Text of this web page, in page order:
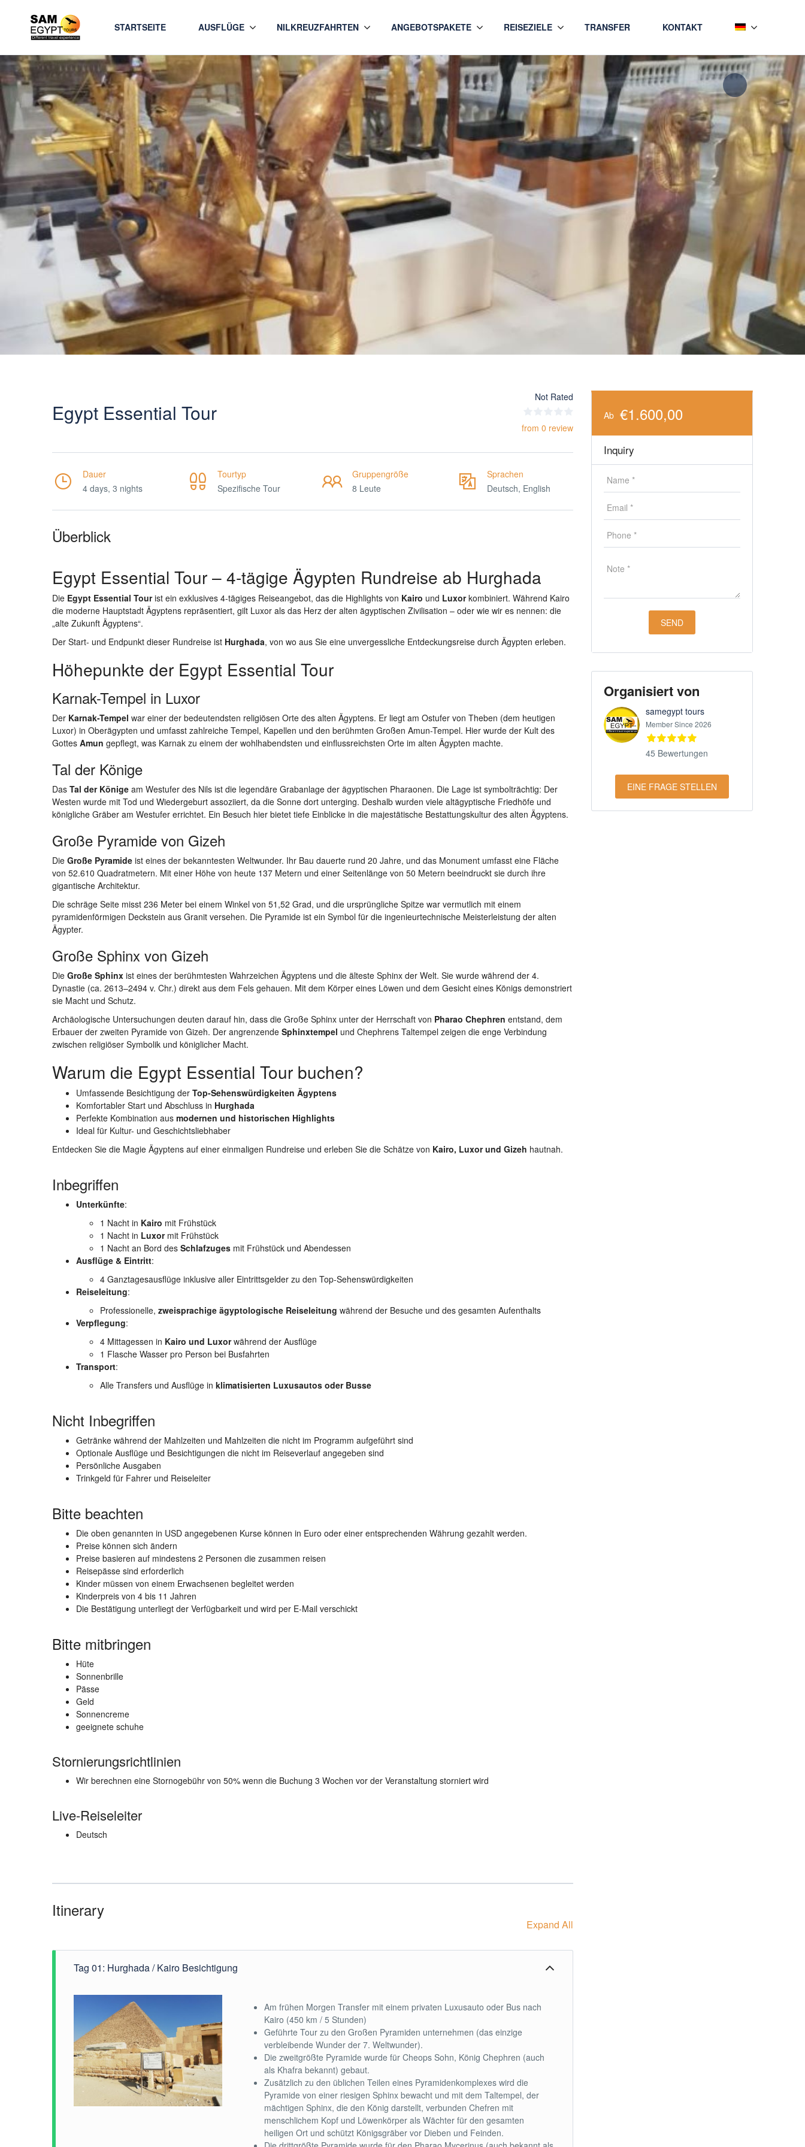
STARTSEITE AUSFLÜGE NILKREUZFAHRTEN ANGEBOTSPAKETE REISEZIELE TRANSFER KONTAKT
Egypt Essential Tour
Not Rated
from 0 review
Dauer
4 days, 3 nights
Tourtyp
Spezifische Tour
Gruppengröße
8 Leute
Sprachen
Deutsch, English
Überblick
Egypt Essential Tour – 4-tägige Ägypten Rundreise ab Hurghada
Die Egypt Essential Tourist ein exklusives 4-tägiges Reiseangebot, das die Highlights von Kairo und Luxorkombiniert. Während Kairo
die moderne Hauptstadt Ägyptens repräsentiert, gilt Luxor als das Herz der alten ägyptischen Zivilisation – oder wie wir es nennen: die
„alte Zukunft Ägyptens“.
Der Start- und Endpunkt dieser Rundreise ist Hurghada, von wo aus Sie eine unvergessliche Entdeckungsreise durch Ägypten erleben.
Höhepunkte der Egypt Essential Tour
Karnak-Tempel in Luxor
Der Karnak-Tempel war einer der bedeutendsten religiösen Orte des alten Ägyptens. Er liegt am Ostufer von Theben (dem heutigen
Luxor) in Oberägypten und umfasst zahlreiche Tempel, Kapellen und den berühmten Großen Amun-Tempel. Hier wurde der Kult des
Gottes Amun gepflegt, was Karnak zu einem der wohlhabendsten und einflussreichsten Orte im alten Ägypten machte.
Tal der Könige
Das Tal der Könige am Westufer des Nils ist die legendäre Grabanlage der ägyptischen Pharaonen. Die Lage ist symbolträchtig: Der
Westen wurde mit Tod und Wiedergeburt assoziiert, da die Sonne dort unterging. Deshalb wurden viele altägyptische Friedhöfe und
königliche Gräber am Westufer errichtet. Ein Besuch hier bietet tiefe Einblicke in die majestätische Bestattungskultur des alten Ägyptens.
Große Pyramide von Gizeh
Die Große Pyramide ist eines der bekanntesten Weltwunder. Ihr Bau dauerte rund 20 Jahre, und das Monument umfasst eine Fläche
von 52.610 Quadratmetern. Mit einer Höhe von heute 137 Metern und einer Seitenlänge von 50 Metern beeindruckt sie durch ihre
gigantische Architektur.
Die schräge Seite misst 236 Meter bei einem Winkel von 51,52 Grad, und die ursprüngliche Spitze war vermutlich mit einem
pyramidenförmigen Deckstein aus Granit versehen. Die Pyramide ist ein Symbol für die ingenieurtechnische Meisterleistung der alten
Ägypter.
Große Sphinx von Gizeh
Die Große Sphinx ist eines der berühmtesten Wahrzeichen Ägyptens und die älteste Sphinx der Welt. Sie wurde während der 4.
Dynastie (ca. 2613–2494 v. Chr.) direkt aus dem Fels gehauen. Mit dem Körper eines Löwen und dem Gesicht eines Königs demonstriert
sie Macht und Schutz.
Archäologische Untersuchungen deuten darauf hin, dass die Große Sphinx unter der Herrschaft von Pharao Chephren entstand, dem
Erbauer der zweiten Pyramide von Gizeh. Der angrenzende Sphinxtempel und Chephrens Taltempel zeigen die enge Verbindung
zwischen religiöser Symbolik und königlicher Macht.
Warum die Egypt Essential Tour buchen?
Umfassende Besichtigung der Top-Sehenswürdigkeiten Ägyptens
Komfortabler Start und Abschluss in Hurghada
Perfekte Kombination aus modernen und historischen Highlights
Ideal für Kultur- und Geschichtsliebhaber
Entdecken Sie die Magie Ägyptens auf einer einmaligen Rundreise und erleben Sie die Schätze von Kairo, Luxor und Gizeh hautnah.
Inbegriffen
Unterkünfte:
1 Nacht in Kairo mit Frühstück
1 Nacht in Luxormit Frühstück
1 Nacht an Bord des Schlafzuges mit Frühstück und Abendessen
Ausflüge & Eintritt:
4 Ganztagesausflüge inklusive aller Eintrittsgelder zu den Top-Sehenswürdigkeiten
Reiseleitung:
Professionelle, zweisprachige ägyptologische Reiseleitung während der Besuche und des gesamten Aufenthalts
Verpflegung:
4 Mittagessen in Kairo und Luxorwährend der Ausflüge
1 Flasche Wasser pro Person bei Busfahrten
Transport:
Alle Transfers und Ausflüge in klimatisierten Luxusautos oder Busse
Nicht Inbegriffen
Getränke während der Mahlzeiten und Mahlzeiten die nicht im Programm aufgeführt sind
Optionale Ausflüge und Besichtigungen die nicht im Reiseverlauf angegeben sind
Persönliche Ausgaben
Trinkgeld für Fahrer und Reiseleiter
Bitte beachten
Die oben genannten in USD angegebenen Kurse können in Euro oder einer entsprechenden Währung gezahlt werden.
Preise können sich ändern
Preise basieren auf mindestens 2 Personen die zusammen reisen
Reisepässe sind erforderlich
Kinder müssen von einem Erwachsenen begleitet werden
Kinderpreis von 4 bis 11 Jahren
Die Bestätigung unterliegt der Verfügbarkeit und wird per E-Mail verschickt
Bitte mitbringen
Hüte
Sonnenbrille
Pässe
Geld
Sonnencreme
geeignete schuhe
Stornierungsrichtlinien
Wir berechnen eine Stornogebühr von 50% wenn die Buchung 3 Wochen vor der Veranstaltung storniert wird
Live-Reiseleiter
Deutsch
Itinerary
Expand All
Tag 01: Hurghada / Kairo Besichtigung
Am frühen Morgen Transfer mit einem privaten Luxusauto oder Bus nach
Kairo (450 km / 5 Stunden)
Geführte Tour zu den Großen Pyramiden unternehmen (das einzige
verbleibende Wunder der 7. Weltwunder).
Die zweitgrößte Pyramide wurde für Cheops Sohn, König Chephren (auch
als Khafra bekannt) gebaut.
Zusätzlich zu den üblichen Teilen eines Pyramidenkomplexes wird die
Pyramide von einer riesigen Sphinx bewacht und mit dem Taltempel, der
mächtigen Sphinx, die den König darstellt, verbunden Chefren mit
menschlichem Kopf und Löwenkörper als Wächter für den gesamten
heiligen Ort und schützt Königsgräber vor Dieben und Feinden.
Ab €1.600,00
Inquiry
Organisiert von
samegypt tours
Member Since 2026
45 Bewertungen
EINE FRAGE STELLEN